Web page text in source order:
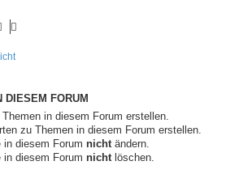
DIESEM FORUM
Themen in diesem Forum erstellen.
zu Themen in diesem Forum erstellen.
in diesem Forum nicht ändern.
in diesem Forum nicht löschen.